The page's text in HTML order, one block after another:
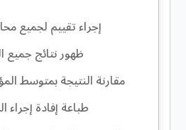
إجراء تقييم لجميع
ظهور نتائج جميع
مقارنة النتيجة بمتوسط
طباعة إفادة إجراء